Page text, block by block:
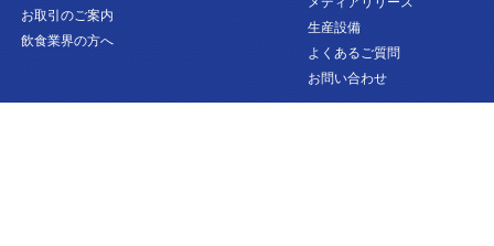
お取引のご案内
飲食業界の方へ
生産設備
よくあるご質問
お問い合わせ